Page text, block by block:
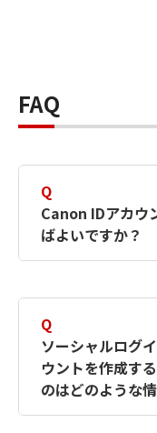
FAQ
Q
Canon IDアカウ
ばよいですか？
す。詳しい作
何ですか？
ださい。
Q
ソーシャルログ
ウントを作成す
のはどのような